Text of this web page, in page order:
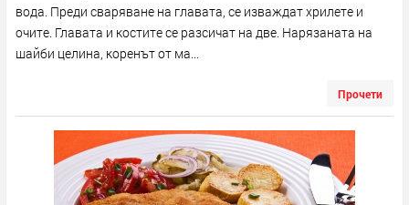
вода. Преди сваряване на главата, се изваждат хрилете и
очите. Главата и костите се разсичат на две. Нарязаната на
шайби целина, коренът от ма...
Прочети